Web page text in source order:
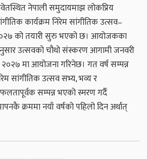
नेपाली समुदायमाझ लोकप्रिय
कार्यक्रम निरेम सांगीतिक उत्सव–
को तयारी सुरु भएको छ। आयोजकका
उत्सवको चौथो संस्करण आगामी जनवरी
२०२७ मा आयोजना गरिनेछ। गत वर्ष सम्पन्न
सांगीतिक उत्सव सभ्य, भव्य र
सम्पन्न भएको स्मरण गर्दै
क्रममा नयाँ वर्षको पहिलो दिन अर्थात्